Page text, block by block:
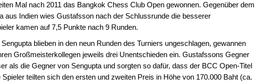
Mal nach 2011 das Bangkok Chess Club Open gewonnen. Gegenüber dem
aus Indien wies Gustafsson nach der Schlussrunde die besserer
kamen auf 7,5 Punkte nach 9 Runden.
blieben in den neun Runden des Turniers ungeschlagen, gewannen
Großmeisterkollegen jeweils drei Unentschieden ein. Gustafssons Gegner
als die Gegner von Sengupta und sorgten so dafür, dass der BCC Open-Titel
teilten sich den ersten und zweiten Preis in Höhe von 170.000 Baht (ca.